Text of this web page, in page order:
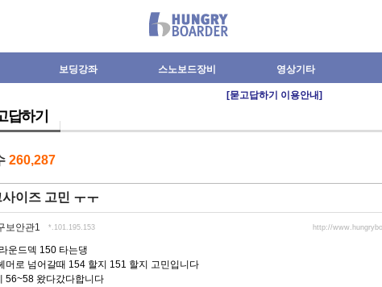
보딩강좌 스노보드장비 영상기타
[묻고답하기 이용안내]
답하기
260,287
이즈 고민 ㅜㅜ
보안관1 *.101.195.153 http://
운드덱 150 타는댕
머로 넘어갈때 154 할지 151 할지 고민입니다
56~58 왔다갔다합니다